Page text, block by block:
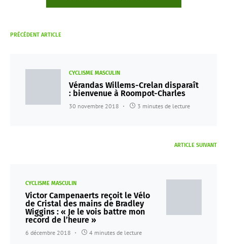
PRÉCÉDENT ARTICLE
CYCLISME MASCULIN
Vérandas Willems-Crelan disparaît
: bienvenue à Roompot-Charles
30 novembre 2018 3 minutes de lecture
ARTICLE SUIVANT
CYCLISME MASCULIN
Victor Campenaerts reçoit le Vélo
de Cristal des mains de Bradley
Wiggins : « Je le vois battre mon
record de l’heure »
6 décembre 2018 4 minutes de lecture